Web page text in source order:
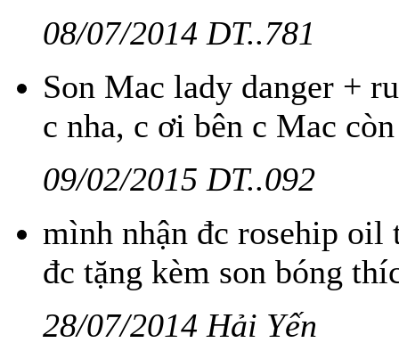
08/07/2014 DT..781
Son Mac lady danger +
c nha, c ơi bên c Mac
09/02/2015 DT..092
mình nhận đc rosehip oil
đc tặng kèm son bóng
28/07/2014 Hải Yến